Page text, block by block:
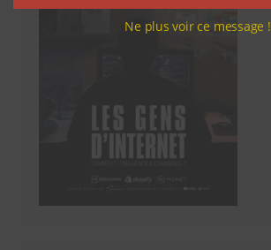
Ne plus voir ce message !